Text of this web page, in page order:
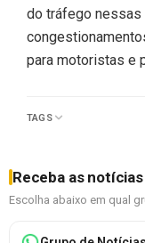
do tráfego nessas
para motoristas e
TAGS
Receba as
Escolha abaixo em qual